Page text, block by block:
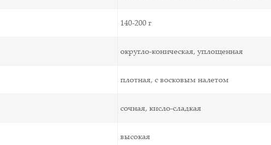
140-200 г
округло-коническая, уплощенная
плотная, с восковым налетом
сочная, кисло-сладкая
высокая